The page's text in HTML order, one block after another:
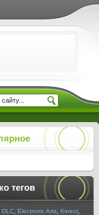
тегов
DLC Electronic Arts Kinect